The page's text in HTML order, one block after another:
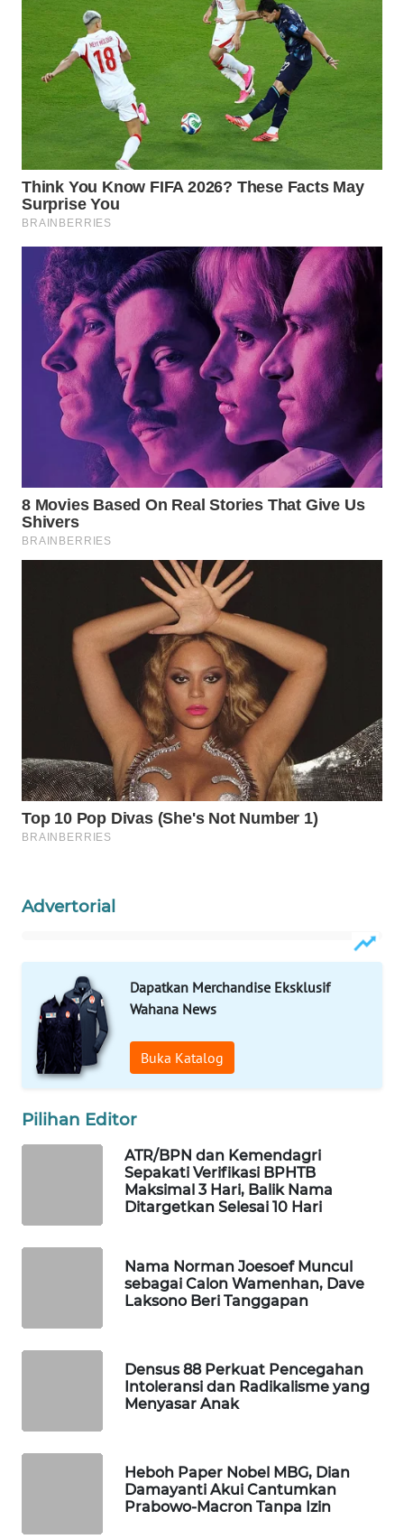
Advertorial
Dapatkan Merchandise Eksklusif
Wahana News
Buka Katalog
Pilihan Editor
ATR/BPN dan Kemendagri
Sepakati Verifikasi BPHTB
Maksimal 3 Hari, Balik Nama
Ditargetkan Selesai 10 Hari
Nama Norman Joesoef Muncul
sebagai Calon Wamenhan, Dave
Laksono Beri Tanggapan
Densus 88 Perkuat Pencegahan
Intoleransi dan Radikalisme yang
Menyasar Anak
Heboh Paper Nobel MBG, Dian
Damayanti Akui Cantumkan
Prabowo-Macron Tanpa Izin
WAHANA
NEWS
WAHANA
TANI
WAHANA
ADVOKAT
WAHANA
WAHANA
KONSUMEN
WAHANA
LISTRIK
WAHANA
TRAVEL
WAHANA
TV
WAHANANEWS
CO ID
WAHANANEWS
NET
SPORT
WAHANA
UMKM
SELEB
WAHANA
OTOMOTIF
WAHANA
Network
MASYARAKAT
KELISTRIKAN